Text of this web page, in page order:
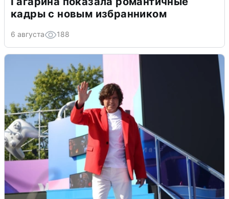
кадры с новым избранником
6 августа 188